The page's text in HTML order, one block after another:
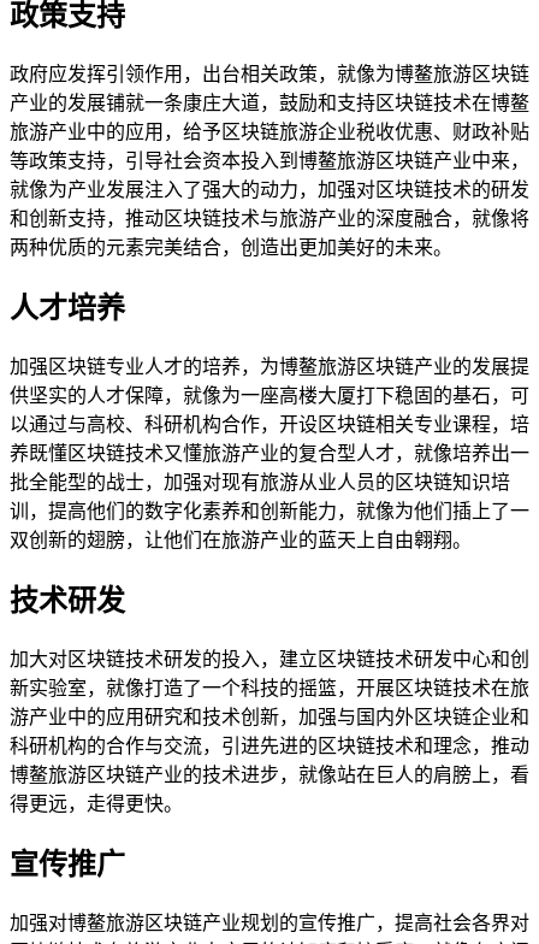
政策支持
政府应发挥引领作用，出台相关政策，就像为博鳌旅游区块链
产业的发展铺就一条康庄大道，鼓励和支持区块链技术在博鳌
旅游产业中的应用，给予区块链旅游企业税收优惠、财政补贴
等政策支持，引导社会资本投入到博鳌旅游区块链产业中来，
就像为产业发展注入了强大的动力，加强对区块链技术的研发
和创新支持，推动区块链技术与旅游产业的深度融合，就像将
两种优质的元素完美结合，创造出更加美好的未来。
人才培养
加强区块链专业人才的培养，为博鳌旅游区块链产业的发展提
供坚实的人才保障，就像为一座高楼大厦打下稳固的基石，可
以通过与高校、科研机构合作，开设区块链相关专业课程，培
养既懂区块链技术又懂旅游产业的复合型人才，就像培养出一
批全能型的战士，加强对现有旅游从业人员的区块链知识培
训，提高他们的数字化素养和创新能力，就像为他们插上了一
双创新的翅膀，让他们在旅游产业的蓝天上自由翱翔。
技术研发
加大对区块链技术研发的投入，建立区块链技术研发中心和创
新实验室，就像打造了一个科技的摇篮，开展区块链技术在旅
游产业中的应用研究和技术创新，加强与国内外区块链企业和
科研机构的合作与交流，引进先进的区块链技术和理念，推动
博鳌旅游区块链产业的技术进步，就像站在巨人的肩膀上，看
得更远，走得更快。
宣传推广
加强对博鳌旅游区块链产业规划的宣传推广，提高社会各界对